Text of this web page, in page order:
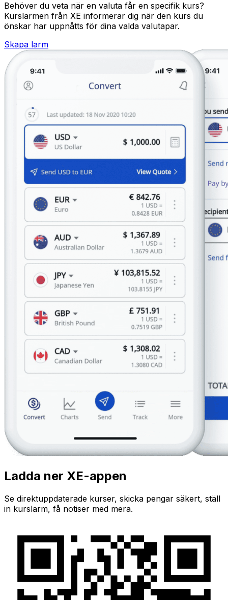
Behöver du veta när en valuta får en specifik kurs?
Kurslarmen från XE informerar dig när den kurs du
önskar har uppnåtts för dina valda valutapar.
Skapa larm
Ladda ner XE-appen
Se direktuppdaterade kurser, skicka pengar säkert, ställ
in kurslarm, få notiser med mera.